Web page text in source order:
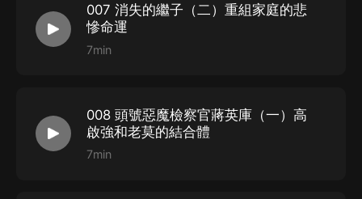
007 消失的繼子（二）重組家庭的悲
慘命運
7min
008 頭號惡魔檢察官蔣英庫（一）高
啟強和老莫的結合體
7min